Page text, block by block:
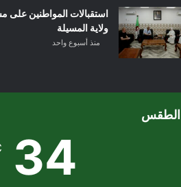
استقبالات المواطنين على
ولاية المسيلة
منذ أسبوع واحد
الطقس
34